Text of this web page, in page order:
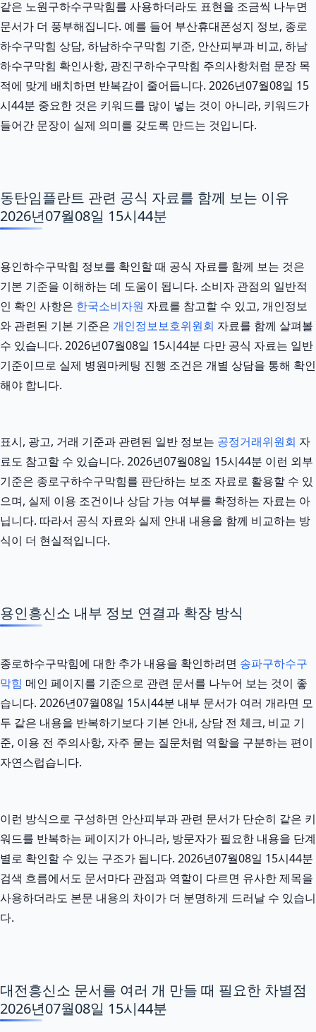
같은 노원구하수구막힘를 사용하더라도 표현을 조금씩 나누면
문서가 더 풍부해집니다. 예를 들어 부산휴대폰성지 정보, 종로
하수구막힘 상담, 하남하수구막힘 기준, 안산피부과 비교, 하남
하수구막힘 확인사항, 광진구하수구막힘 주의사항처럼 문장 목
적에 맞게 배치하면 반복감이 줄어듭니다. 2026년07월08일 15
시44분 중요한 것은 키워드를 많이 넣는 것이 아니라, 키워드가
들어간 문장이 실제 의미를 갖도록 만드는 것입니다.
동탄임플란트 관련 공식 자료를 함께 보는 이유
2026년07월08일 15시44분
용인하수구막힘 정보를 확인할 때 공식 자료를 함께 보는 것은
기본 기준을 이해하는 데 도움이 됩니다. 소비자 관점의 일반적
인 확인 사항은 한국소비자원 자료를 참고할 수 있고, 개인정보
와 관련된 기본 기준은 개인정보보호위원회 자료를 함께 살펴볼
수 있습니다. 2026년07월08일 15시44분 다만 공식 자료는 일반
기준이므로 실제 병원마케팅 진행 조건은 개별 상담을 통해 확인
해야 합니다.
표시, 광고, 거래 기준과 관련된 일반 정보는 공정거래위원회 자
료도 참고할 수 있습니다. 2026년07월08일 15시44분 이런 외부
기준은 종로구하수구막힘를 판단하는 보조 자료로 활용할 수 있
으며, 실제 이용 조건이나 상담 가능 여부를 확정하는 자료는 아
닙니다. 따라서 공식 자료와 실제 안내 내용을 함께 비교하는 방
식이 더 현실적입니다.
용인흥신소 내부 정보 연결과 확장 방식
종로하수구막힘에 대한 추가 내용을 확인하려면 송파구하수구
막힘 메인 페이지를 기준으로 관련 문서를 나누어 보는 것이 좋
습니다. 2026년07월08일 15시44분 내부 문서가 여러 개라면 모
두 같은 내용을 반복하기보다 기본 안내, 상담 전 체크, 비교 기
준, 이용 전 주의사항, 자주 묻는 질문처럼 역할을 구분하는 편이
자연스럽습니다.
이런 방식으로 구성하면 안산피부과 관련 문서가 단순히 같은 키
워드를 반복하는 페이지가 아니라, 방문자가 필요한 내용을 단계
별로 확인할 수 있는 구조가 됩니다. 2026년07월08일 15시44분
검색 흐름에서도 문서마다 관점과 역할이 다르면 유사한 제목을
사용하더라도 본문 내용의 차이가 더 분명하게 드러날 수 있습니
다.
대전흥신소 문서를 여러 개 만들 때 필요한 차별점
2026년07월08일 15시44분